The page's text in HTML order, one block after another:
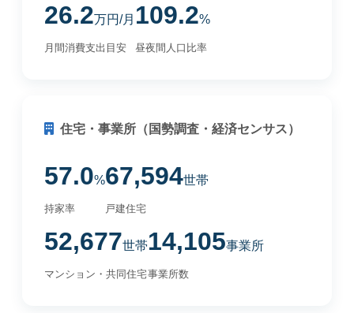
26.2万円/月
月間消費支出目安
109.2%
昼夜間人口比率
住宅・事業所（国勢調査・経済センサス）
57.0%
持家率
67,594世帯
戸建住宅
52,677世帯
マンション・共同住宅
14,105事業所
事業所数